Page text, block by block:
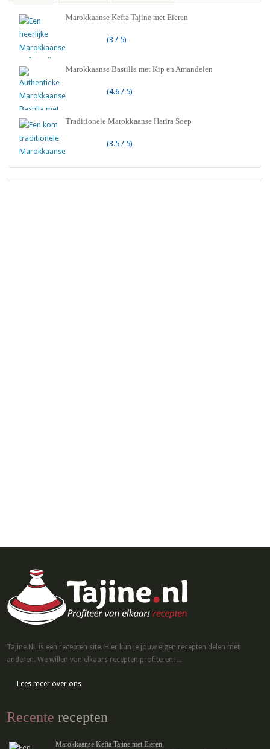
Marokkaanse Kefta Tajine met Eieren
(3 / 5)
Marokkaanse Bastilla met Kip en Amandelen
(4.6 / 5)
Traditionele Marokkaanse Harira Soep
(3.5 / 5)
Tajine.NL is een recepten site. Hier kun je jouw eigen recepten delen met
anderen. We willen van elkaars recepten profiteren! ...
Lees meer over ons
Recente recepten
Marokkaanse Kefta Tajine met Eieren